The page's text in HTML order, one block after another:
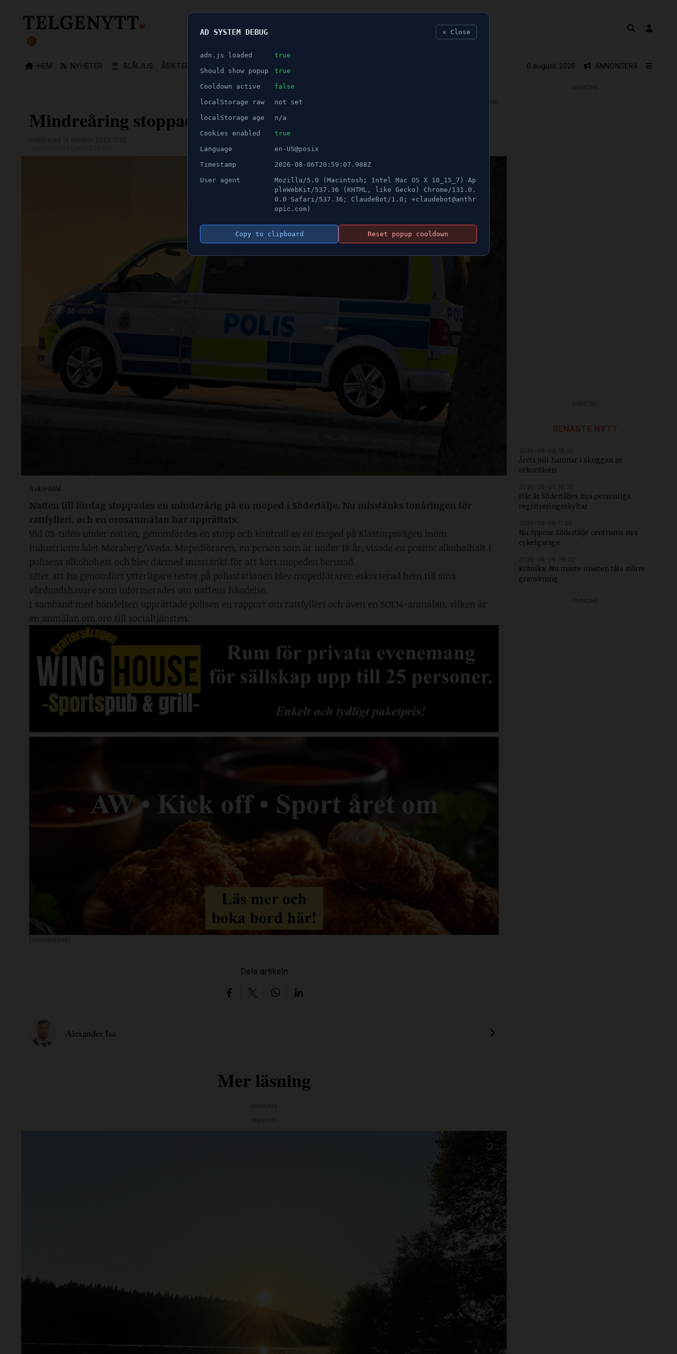
HEM NYHETER 👮🏻‍♂️ BLÅLJUS ÅSIKTER SPORT NÖJE ANNONSERA
6 augusti 2026
ANNONS
Mindreåring stoppad av polis - körde berusad
Arkivbild
Natten till lördag stoppades en minderårig på en moped i Södertälje. Nu misstänks tonåringen för
rattfylleri, och en orosanmälan har upprättats.
Vid 03-tiden under natten, genomfördes en stopp och kontroll av en moped på Klastorpsvägen inom
industriområdet Moraberg/Weda. Mopedföraren, en person som är under 18 år, visade en positiv alkoholhalt i
polisens alkoholtest och blev därmed misstänkt för att kört mopeden berusad.
Efter att ha genomfört ytterligare tester på polisstationen blev mopedföraren eskorterad hem till sina
vårdnadshavare som informerades om nattens händelse.
I samband med händelsen upprättade polisen en rapport om rattfylleri och även en SOL14-anmälan, vilken är
en anmälan om oro till socialtjänsten.
(Annonslänk)
Dela artikeln
Alexander Isa
Mer läsning
SENASTE NYTT
Årets juli hamnar i skuggan av
rekordåren
Här är Södertäljes nya personliga
registreringsskyltar
Nu öppnar Södertälje centrums nya
cykelgarage
Krönika: Nu måste makten tåla större
granskning
AD SYSTEM DEBUG ✕ Close
adn.js loaded true
Should show popup true
Cooldown active false
localStorage raw not set
localStorage age n/a
Cookies enabled true
Language en-US@posix
Timestamp 2026-08-06T20:59:07.988Z
User agent
Mozilla/5.0 (Macintosh; Intel Mac OS X 10_15_7) Ap
pleWebKit/537.36 (KHTML, like Gecko) Chrome/131.0.
0.0 Safari/537.36; ClaudeBot/1.0; +claudebot@anthr
opic.com)
Copy to clipboard Reset popup cooldown